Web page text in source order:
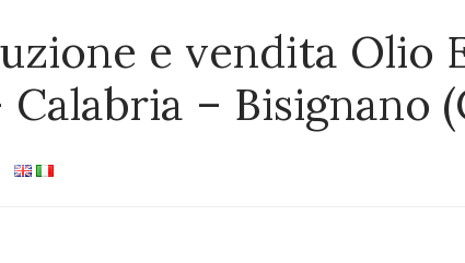
e vendita Olio
– Bisignano